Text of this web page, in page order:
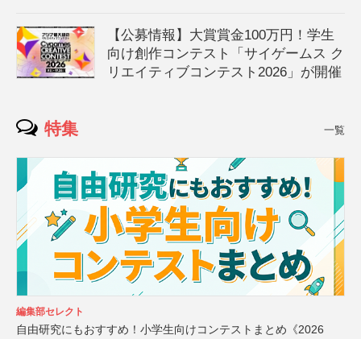
【公募情報】大賞賞金100万円！学生
向け創作コンテスト「サイゲームス ク
リエイティブコンテスト2026」が開催
特集 一覧
編集部セレクト
自由研究にもおすすめ！小学生向けコンテストまとめ《2026